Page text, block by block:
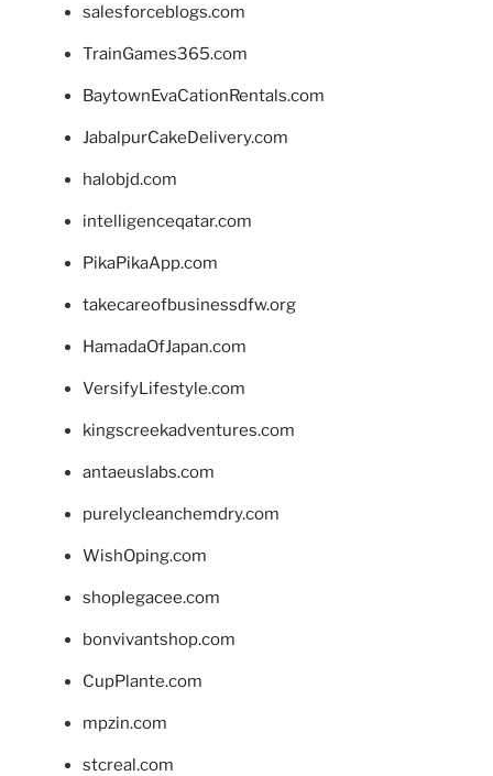
salesforceblogs.com
TrainGames365.com
BaytownEvaCationRentals.com
JabalpurCakeDelivery.com
halobjd.com
intelligenceqatar.com
PikaPikaApp.com
takecareofbusinessdfw.org
HamadaOfJapan.com
VersifyLifestyle.com
kingscreekadventures.com
antaeuslabs.com
purelycleanchemdry.com
WishOping.com
shoplegacee.com
bonvivantshop.com
CupPlante.com
mpzin.com
stcreal.com